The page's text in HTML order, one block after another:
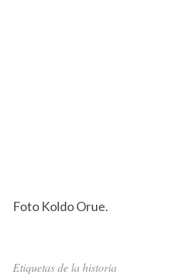
Foto Koldo Orue.
Etiquetas de la historia